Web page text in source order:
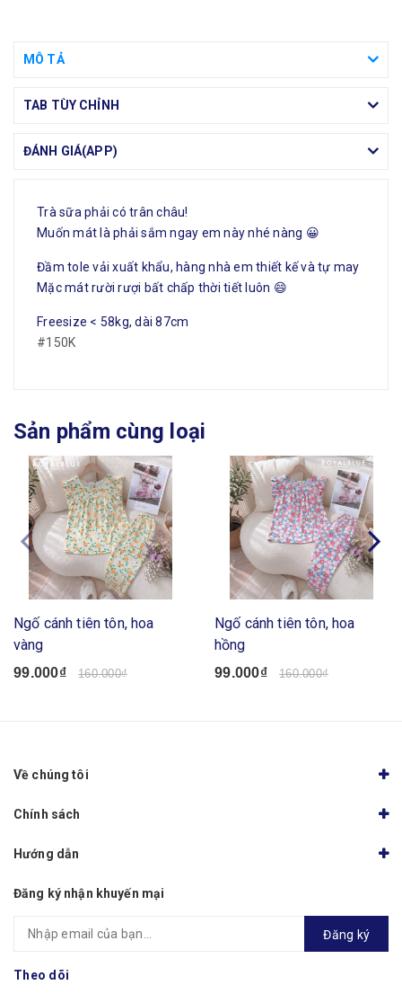
MÔ TẢ
TAB TÙY CHỈNH
ĐÁNH GIÁ(APP)
Trà sữa phải có trân châu!
Muốn mát là phải sắm ngay em này nhé nàng 😀
Đầm tole vải xuất khẩu, hàng nhà em thiết kế và tự may
Mặc mát rười rượi bất chấp thời tiết luôn 😄
Freesize < 58kg, dài 87cm
#150K
Sản phẩm cùng loại
Ngố cánh tiên tôn, hoa
vàng
99.000₫ 160.000₫
Ngố cánh tiên tôn, hoa
hồng
99.000₫ 160.000₫
Về chúng tôi
Chính sách
Hướng dẫn
Đăng ký nhận khuyến mại
Đăng ký
Theo dõi